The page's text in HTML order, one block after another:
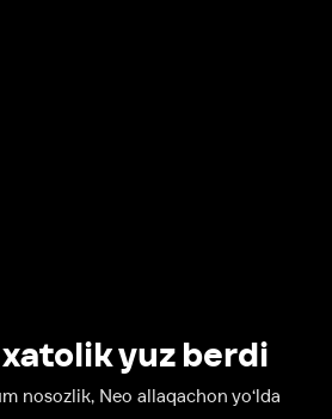
yuz berdi
nosozlik, Neo allaqachon yo‘lda